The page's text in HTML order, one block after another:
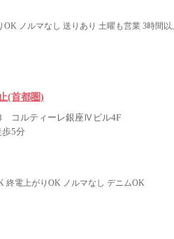
ノルマなし 送りあり 土曜も営業 3時間
(首都圏)
コルティーレ銀座Ⅳビル4F
5分
終電上がりOK ノルマなし デニムOK